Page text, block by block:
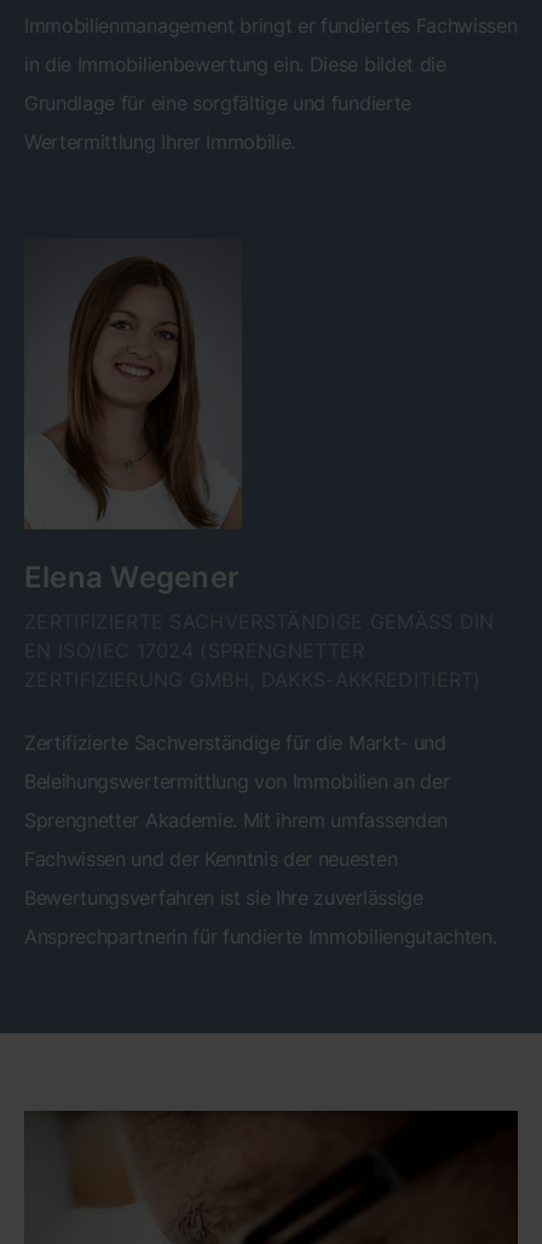
Immobilienmanagement bringt er fundiertes Fachwissen
in die Immobilienbewertung ein. Diese bildet die
Grundlage für eine sorgfältige und fundierte
Wertermittlung Ihrer Immobilie.
Elena Wegener
Zertifizierte Sachverständige für die Markt- und
Beleihungswertermittlung von Immobilien an der
Sprengnetter Akademie. Mit ihrem umfassenden
Fachwissen und der Kenntnis der neuesten
Bewertungsverfahren ist sie Ihre zuverlässige
Ansprechpartnerin für fundierte Immobiliengutachten.